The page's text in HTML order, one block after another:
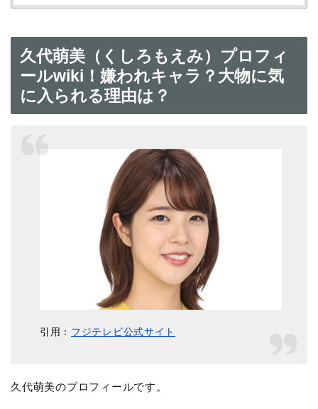
久代萌美（くしろもえみ）プロフィ
ールwiki！嫌われキャラ？大物に気
に入られる理由は？
引用： フジテレビ公式サイト
久代萌美のプロフィールです。